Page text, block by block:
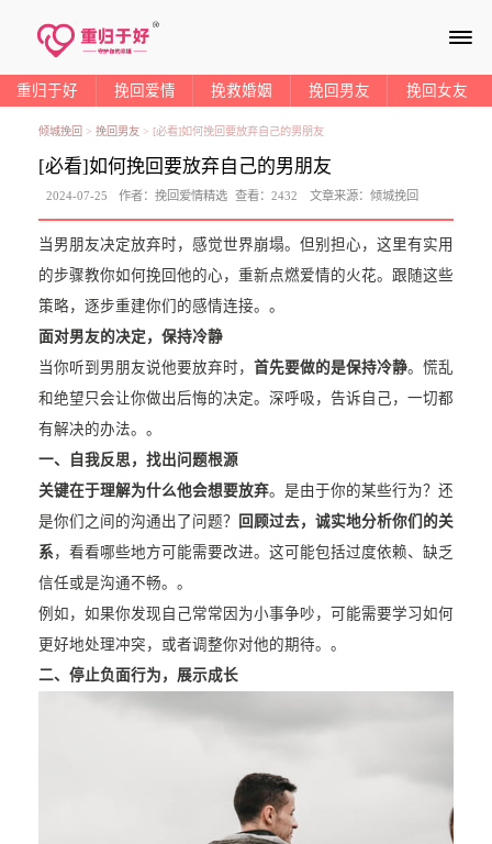
≡
重归于好 挽回爱情 挽救婚姻 挽回男友 挽回女友
倾城挽回 > 挽回男友> [必看]如何挽回要放弃自己的男朋友
[必看]如何挽回要放弃自己的男朋友
2024-07-25 作者：挽回爱情精选 查看：2432 文章来源： 倾城挽回
当男朋友决定放弃时，感觉世界崩塌。但别担心，这里有实用
的步骤教你如何挽回他的心，重新点燃爱情的火花。跟随这些
策略，逐步重建你们的感情连接。。
面对男友的决定，保持冷静
当你听到男朋友说他要放弃时， 首先要做的是保持冷静。慌乱
和绝望只会让你做出后悔的决定。深呼吸，告诉自己，一切都
有解决的办法。。
一、自我反思，找出问题根源
关键在于理解为什么他会想要放弃。是由于你的某些行为？还
是你们之间的沟通出了问题？ 回顾过去，诚实地分析你们的关
系 ，看看哪些地方可能需要改进。这可能包括过度依赖、缺乏
信任或是沟通不畅。。
例如，如果你发现自己常常因为小事争吵，可能需要学习如何
更好地处理冲突，或者调整你对他的期待。。
二、停止负面行为，展示成长